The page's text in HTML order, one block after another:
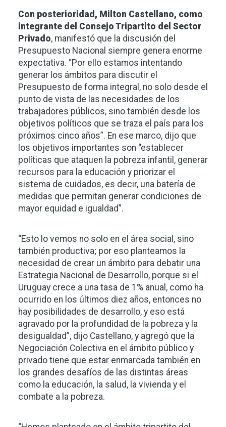
Con posterioridad, Milton Castellano, como
integrante del Consejo Tripartito del Sector
Privado, manifestó que la discusión del
Presupuesto Nacional siempre genera enorme
expectativa. “Por ello estamos intentando
generar los ámbitos para discutir el
Presupuesto de forma integral, no solo desde el
punto de vista de las necesidades de los
trabajadores públicos, sino también desde los
objetivos políticos que se traza el país para los
próximos cinco años”. En ese marco, dijo que
los objetivos importantes son “establecer
políticas que ataquen la pobreza infantil, generar
recursos para la educación y priorizar el
sistema de cuidados, es decir, una batería de
medidas que permitan generar condiciones de
mayor equidad e igualdad”.
“Esto lo vemos no solo en el área social, sino
también productiva; por eso planteamos la
necesidad de crear un ámbito para debatir una
Estrategia Nacional de Desarrollo, porque si el
Uruguay crece a una tasa de 1% anual, como ha
ocurrido en los últimos diez años, entonces no
hay posibilidades de desarrollo, y eso está
agravado por la profundidad de la pobreza y la
desigualdad”, dijo Castellano, y agregó que la
Negociación Colectiva en el ámbito público y
privado tiene que estar enmarcada también en
los grandes desafíos de las distintas áreas
como la educación, la salud, la vivienda y el
combate a la pobreza.